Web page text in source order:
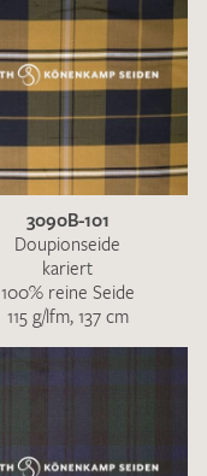
3090B-101
Doupionseide
kariert
100% reine Seide
115 g/lfm, 137 cm